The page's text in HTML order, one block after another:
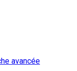
avancée